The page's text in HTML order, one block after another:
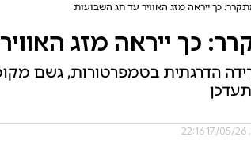
כך ייראה מזג האוויר עד חג השבועות
כך ייראה מזג
הדרגתית בטמפרטורות, גשם